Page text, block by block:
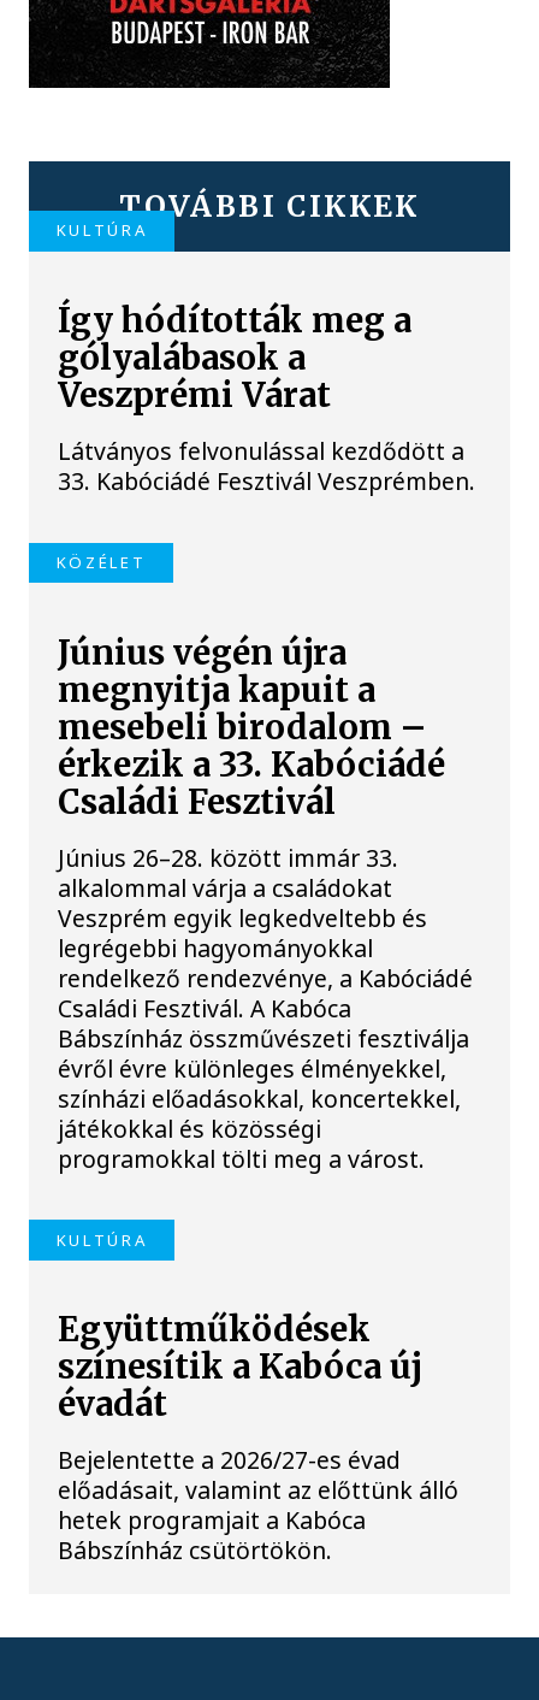
TOVÁBBI CIKKEK
KULTÚRA
Így hódították meg a
gólyalábasok a
Veszprémi Várat
Látványos felvonulással kezdődött a
33. Kabóciádé Fesztivál Veszprémben.
KÖZÉLET
Június végén újra
megnyitja kapuit a
mesebeli birodalom –
érkezik a 33. Kabóciádé
Családi Fesztivál
Június 26–28. között immár 33.
alkalommal várja a családokat
Veszprém egyik legkedveltebb és
legrégebbi hagyományokkal
rendelkező rendezvénye, a Kabóciádé
Családi Fesztivál. A Kabóca
Bábszínház összművészeti fesztiválja
évről évre különleges élményekkel,
színházi előadásokkal, koncertekkel,
játékokkal és közösségi
programokkal tölti meg a várost.
KULTÚRA
Együttműködések
színesítik a Kabóca új
évadát
Bejelentette a 2026/27-es évad
előadásait, valamint az előttünk álló
hetek programjait a Kabóca
Bábszínház csütörtökön.